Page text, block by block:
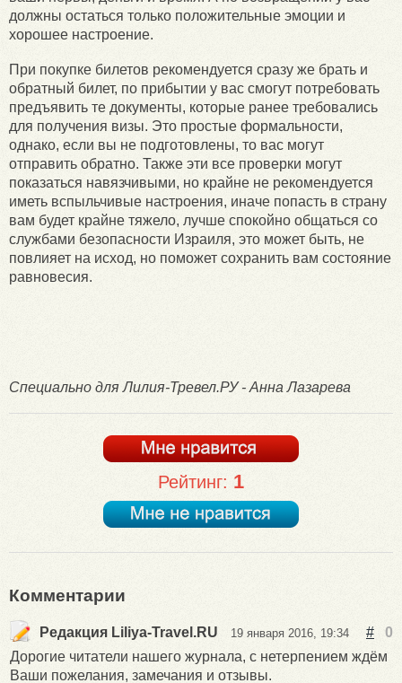
должны остаться только положительные эмоции и
хорошее настроение.
При покупке билетов рекомендуется сразу же брать и
обратный билет, по прибытии у вас смогут потребовать
предъявить те документы, которые ранее требовались
для получения визы. Это простые формальности,
однако, если вы не подготовлены, то вас могут
отправить обратно. Также эти все проверки могут
показаться навязчивыми, но крайне не рекомендуется
иметь вспыльчивые настроения, иначе попасть в страну
вам будет крайне тяжело, лучше спокойно общаться со
службами безопасности Израиля, это может быть, не
повлияет на исход, но поможет сохранить вам состояние
равновесия.
Специально для Лилия-Тревел.РУ - Анна Лазарева
Рейтинг: 1
Комментарии
Редакция Liliya-Travel.RU 19 января 2016, 19:34 #
0
Дорогие читатели нашего журнала, с нетерпением ждём
Ваши пожелания, замечания и отзывы.